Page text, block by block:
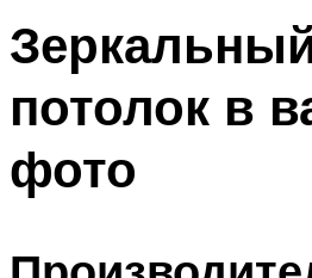
потолок в
фото